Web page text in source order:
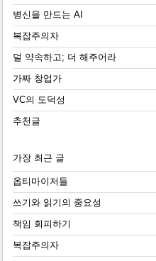
병신을 만드는 AI
복잡주의자
덜 약속하고; 더 해주어라
가짜 창업가
VC의 도덕성
추천글
가장 최근 글
옵티마이저들
쓰기와 읽기의 중요성
책임 회피하기
복잡주의자